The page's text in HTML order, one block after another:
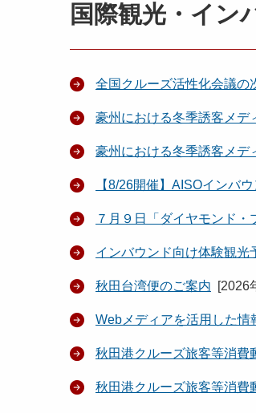
国際観光・イン
全国クルーズ活性化会議の
豪州における冬季誘客メデ
豪州における冬季誘客メデ
【8/26開催】AISOインバ
７月９日「ダイヤモンド
インバウンド向け体験観光
秋田台湾便のご案内 [2026
Webメディアを活用した情
秋田港クルーズ旅客等消費
秋田港クルーズ旅客等消費